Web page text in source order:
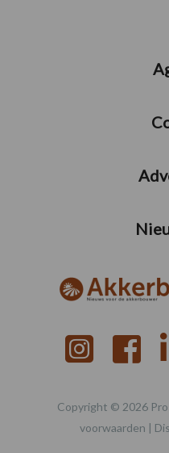
Copyright © 2026
voorwaarden |